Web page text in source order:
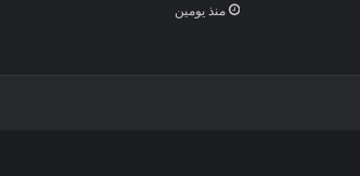
منذ يومين